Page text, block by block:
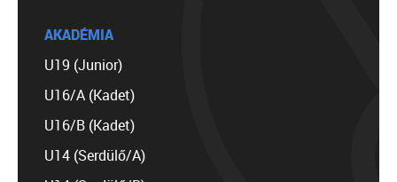
AKADÉMIA
U19 (Junior)
U16/A (Kadet)
U16/B (Kadet)
U14 (Serdülő/A)